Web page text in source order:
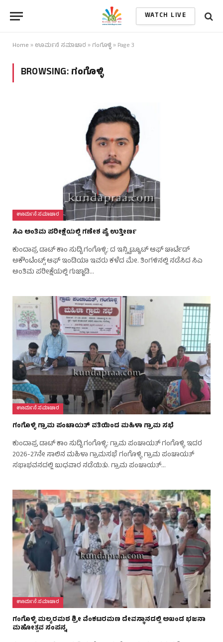
WATCH LIVE
Home » ಊರ್ಮನೆ ಸಮಾಚಾರ » ಗಂಗೊಳ್ಳಿ» Page 3
BROWSING:ಗಂಗೊಳ್ಳಿ
ಊರ್ಮನೆ ಸಮಾಚಾರ
ಸಿಎ ಅಂತಿಮ ಪರೀಕ್ಷೆಯಲ್ಲಿ ಗಣೇಶ ಪೈ ಉತ್ತೀರ್ಣ
ಕುಂದಾಪ್ರ ಡಾಟ್‌ ಕಾಂ ಸುದ್ದಿ.ಗಂಗೊಳ್ಳಿ: ದ ಇನ್ಸ್ಟಿಟ್ಯೂಟ್ ಆಫ್ ಚಾರ್ಟೆಡ್
ಅಕೌಂಟೆಂಟ್ಸ್ ಆಫ್ ಇಂಡಿಯಾ ಇವರು ಕಳೆದ ಮೇ. ತಿಂಗಳಿನಲ್ಲಿ ನಡೆಸಿದ ಸಿಎ
ಅಂತಿಮ ಪರೀಕ್ಷೆಯಲ್ಲಿ ಗುಜ್ಜಾಡಿ…
ಊರ್ಮನೆ ಸಮಾಚಾರ
ಗಂಗೊಳ್ಳಿ ಗ್ರಾಮ ಪಂಚಾಯತ್ ವತಿಯಿಂದ ಮಹಿಳಾ ಗ್ರಾಮ ಸಭೆ
ಕುಂದಾಪ್ರ ಡಾಟ್‌ ಕಾಂ ಸುದ್ದಿ.ಗಂಗೊಳ್ಳಿ: ಗ್ರಾಮ ಪಂಚಾಯತ್ ಗಂಗೊಳ್ಳಿ ಇದರ
2026-27ನೇ ಸಾಲಿನ ಮಹಿಳಾ ಗ್ರಾಮಸಭೆ ಗಂಗೊಳ್ಳಿ ಗ್ರಾಮ ಪಂಚಾಯತ್
ಸಭಾಭವನದಲ್ಲಿ ಬುಧವಾರ ನಡೆಯಿತು. ಗ್ರಾಮ ಪಂಚಾಯತ್…
ಊರ್ಮನೆ ಸಮಾಚಾರ
ಗಂಗೊಳ್ಳಿ ಮಲ್ಯರಮಠ ಶ್ರೀ ವೆಂಕಟರಮಣ ದೇವಸ್ಥಾನದಲ್ಲಿ ಅಖಂಡ ಭಜನಾ
ಮಹೋತ್ಸವ ಸಂಪನ್ನ